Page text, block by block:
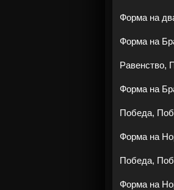
Форма на
Форма на
Равенство,
Форма на
Победа,
Форма на
Победа,
Форма на